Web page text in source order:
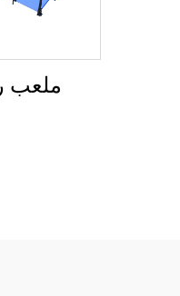
ملعب